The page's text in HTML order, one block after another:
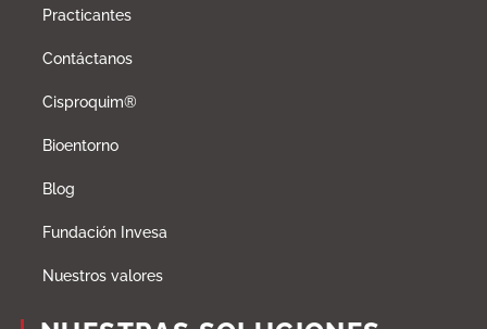
Practicantes
Contáctanos
Cisproquim®
Bioentorno
Blog
Fundación Invesa
Nuestros valores